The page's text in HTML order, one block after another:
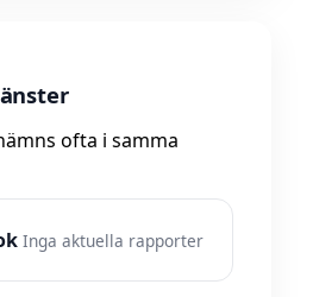
ofta i samma
Inga aktuella rapporter